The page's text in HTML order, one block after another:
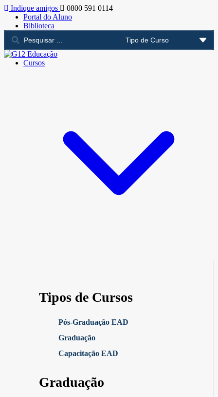
Indique amigos
0800 591 0114
Portal do Aluno
Biblioteca
Cursos
Tipos de Cursos
Pós-Graduação EAD
Graduação
Capacitação EAD
Graduação